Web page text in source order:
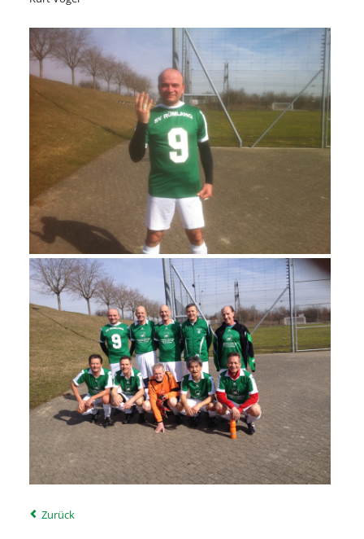
Zurück